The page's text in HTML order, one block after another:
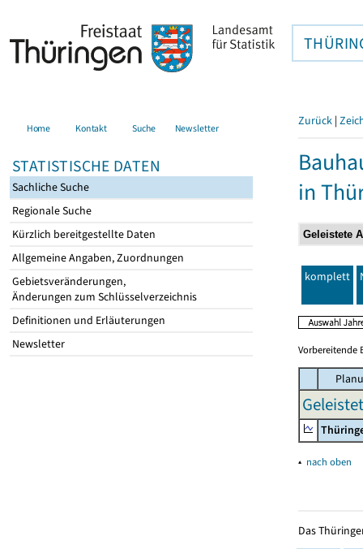
Home Kontakt Suche Newsletter
STATISTISCHE DATEN
Sachliche Suche
Regionale Suche
Kürzlich bereitgestellte Daten
Allgemeine Angaben, Zuordnungen
Gebietsveränderungen,
Änderungen zum Schlüsselverzeichnis
Definitionen und Erläuterungen
Newsletter
Zurück |
in
komplett
Vorbereitende
▴ nach oben
Das